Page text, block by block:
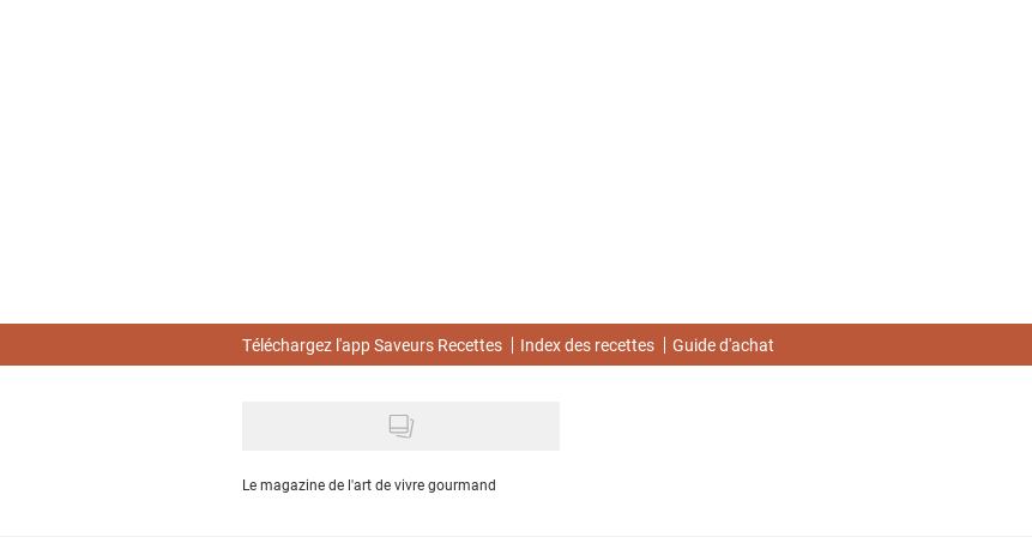
Téléchargez l'app Saveurs Recettes Index des recettes Guide d'achat
Le magazine de l'art de vivre gourmand